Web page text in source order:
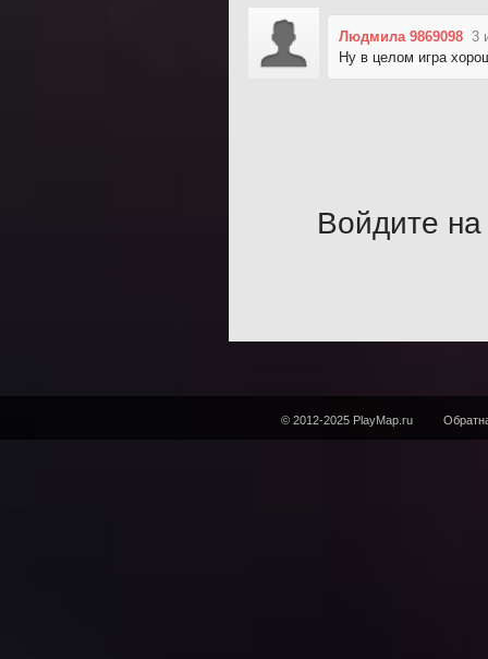
Людмила 9869098 3
Ну в целом игра
Войдите на
© 2012-2025 PlayMap.ru